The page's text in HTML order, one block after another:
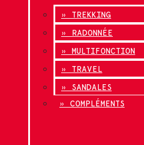
» TREKKING
» RADONNÉE
» MULTIFONCTION
» TRAVEL
» SANDALES
» COMPLÉMENTS